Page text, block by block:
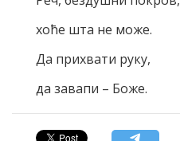
хоће шта не може.
Да прихвати руку,
да завапи – Боже.